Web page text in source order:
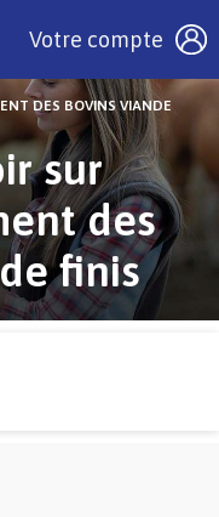
Votre compte
DES BOVINS VIANDE
sur
des
finis